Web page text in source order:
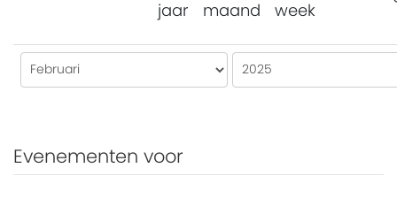
jaar
maand
week
Evenementen voor